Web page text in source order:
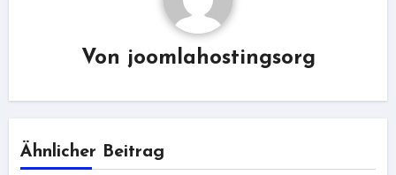
Von joomlahostingsorg
Ähnlicher Beitrag